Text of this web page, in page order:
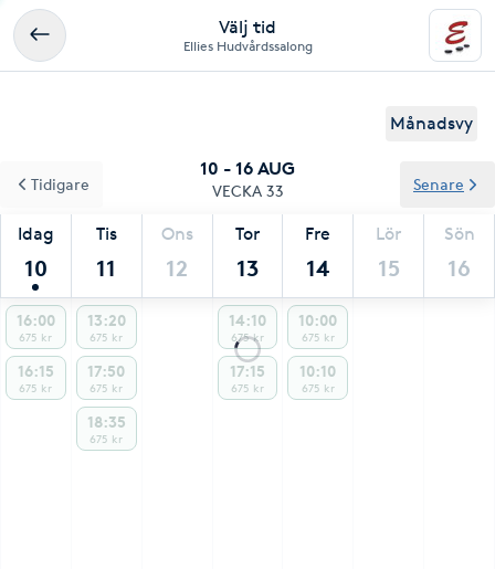
Välj tid
Ellies Hudvårdssalong
Månadsvy
10 - 16 AUG
VECKA 33
Idag
10
Tis
11
Ons
12
Tor
13
Fre
14
Lör
15
Sön
16
Tidigare Senare
16:00
675 kr
16:15
675 kr
13:20
675 kr
17:50
675 kr
18:35
675 kr
14:10
675 kr
17:15
675 kr
10:00
675 kr
10:10
675 kr